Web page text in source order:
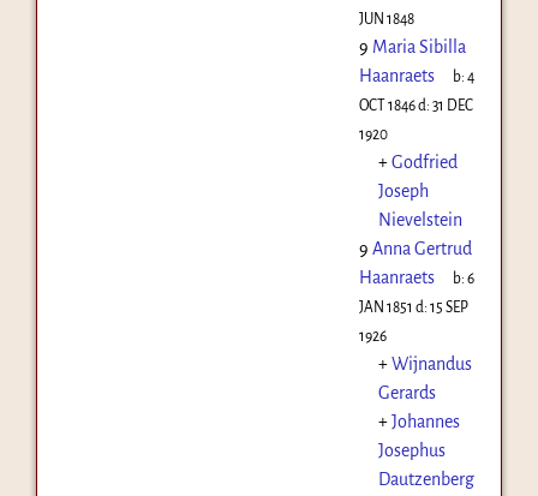
JUN 1848
9 Maria Sibilla
Haanraets
b:4
OCT 1846d: 31 DEC
1920
+Godfried
Joseph
Nievelstein
9 Anna Gertrud
Haanraets
b:6
JAN 1851 d: 15 SEP
1926
+Wijnandus
Gerards
+Johannes
Josephus
Dautzenberg